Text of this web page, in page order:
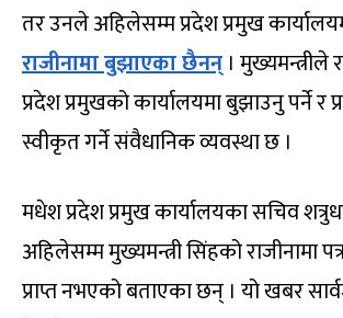
तर उनले अहिलेसम्म प्रदेश प्रमुख
राजीनामा बुझाएका छैनन्। मुख्यमन्त्रीले
प्रदेश प्रमुखको कार्यालयमा बुझाउनु पर्ने र
स्वीकृत गर्ने संवैधानिक व्यवस्था छ ।
मधेश प्रदेश प्रमुख कार्यालयका सचिव
अहिलेसम्म मुख्यमन्त्री सिंहको राजीनामा
प्राप्त नभएको बताएका छन् । यो खबर